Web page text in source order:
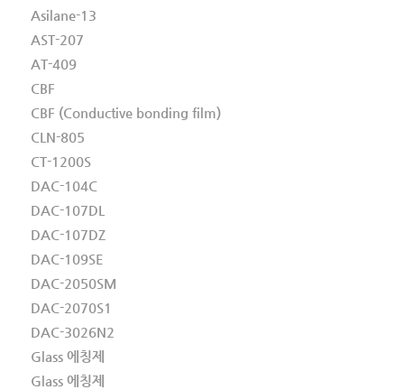
Asilane-13
AST-207
AT-409
CBF
CBF (Conductive bonding film)
CLN-805
CT-1200S
DAC-104C
DAC-107DL
DAC-107DZ
DAC-109SE
DAC-2050SM
DAC-2070S1
DAC-3026N2
Glass 에칭제
Glass 에칭제